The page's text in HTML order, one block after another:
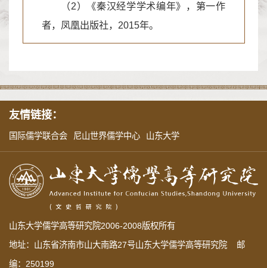
（2）《秦汉经学学术编年》，第一作
者，凤凰出版社，2015年。
友情链接：
国际儒学联合会 尼山世界儒学中心 山东大学
山东大学儒学高等研究院2006-2008版权所有
地址：山东省济南市山大南路27号山东大学儒学高等研究院 邮
编：250199